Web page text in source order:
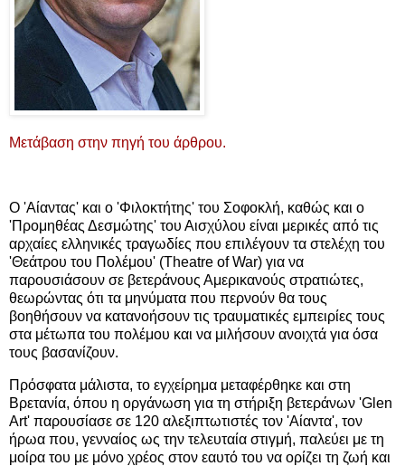
Μετάβαση στην πηγή του άρθρου.
Ο 'Αίαντας' και ο 'Φιλοκτήτης' του Σοφοκλή, καθώς και ο
'Προμηθέας Δεσμώτης' του Αισχύλου είναι μερικές από τις
αρχαίες ελληνικές τραγωδίες που επιλέγουν τα στελέχη του
'Θεάτρου του Πολέμου' (Τheatre of War) για να
παρουσιάσουν σε βετεράνους Αμερικανούς στρατιώτες,
θεωρώντας ότι τα μηνύματα που περνούν θα τους
βοηθήσουν να κατανοήσουν τις τραυματικές εμπειρίες τους
στα μέτωπα του πολέμου και να μιλήσουν ανοιχτά για όσα
τους βασανίζουν.
Πρόσφατα μάλιστα, το εγχείρημα μεταφέρθηκε και στη
Βρετανία, όπου η οργάνωση για τη στήριξη βετεράνων 'Glen
Art' παρουσίασε σε 120 αλεξιπτωτιστές τον 'Αίαντα', τον
ήρωα που, γενναίος ως την τελευταία στιγμή, παλεύει με τη
μοίρα του με μόνο χρέος στον εαυτό του να ορίζει τη ζωή και